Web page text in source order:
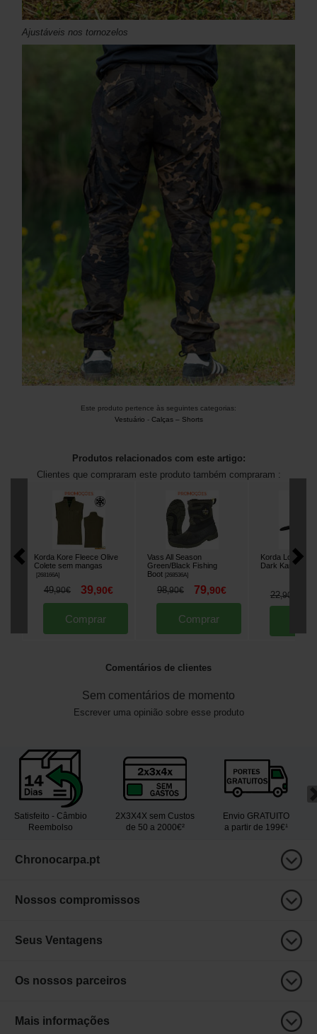
Ajustáveis ​​nos tornozelos
Este produto pertence às seguintes categorias:
Vestuário - Calças – Shorts
Produtos relacionados com este artigo:
Clientes que compraram este produto também compraram :
Korda Kore Fleece Olive
Colete sem mangas
[268166A]
49,90€ 39,90€
Comprar
Vass All Season
Green/Black Fishing
Boot [268536A]
98,90€ 79,90€
Comprar
Korda Logo
Dark Kamo
22,90
Comentários de clientes
Sem comentários de momento
Escrever uma opinião sobre esse produto
Satisfeito - Câmbio
Reembolso
2X3X4X sem Custos
de 50 a 2000€²
Envio GRATUITO
a partir de 199€¹
Chronocarpa.pt
Nossos compromissos
Seus Ventagens
Os nossos parceiros
Mais informações